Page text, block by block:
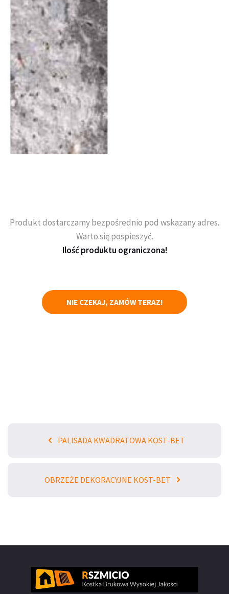
Produkt dostarczamy bezpośrednio pod wskazany adres.
Warto się pospieszyć.
Ilość produktu ograniczona!
NIE CZEKAJ, ZAMÓW TERAZ!
PALISADA KWADRATOWA KOST-BET
OBRZEŻE DEKORACYJNE KOST-BET